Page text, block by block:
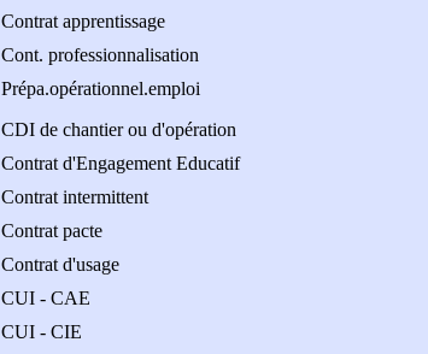
Contrat apprentissage
Cont. professionnalisation
Prépa.opérationnel.emploi
CDI de chantier ou d'opération
Contrat d'Engagement Educatif
Contrat intermittent
Contrat pacte
Contrat d'usage
CUI - CAE
CUI - CIE